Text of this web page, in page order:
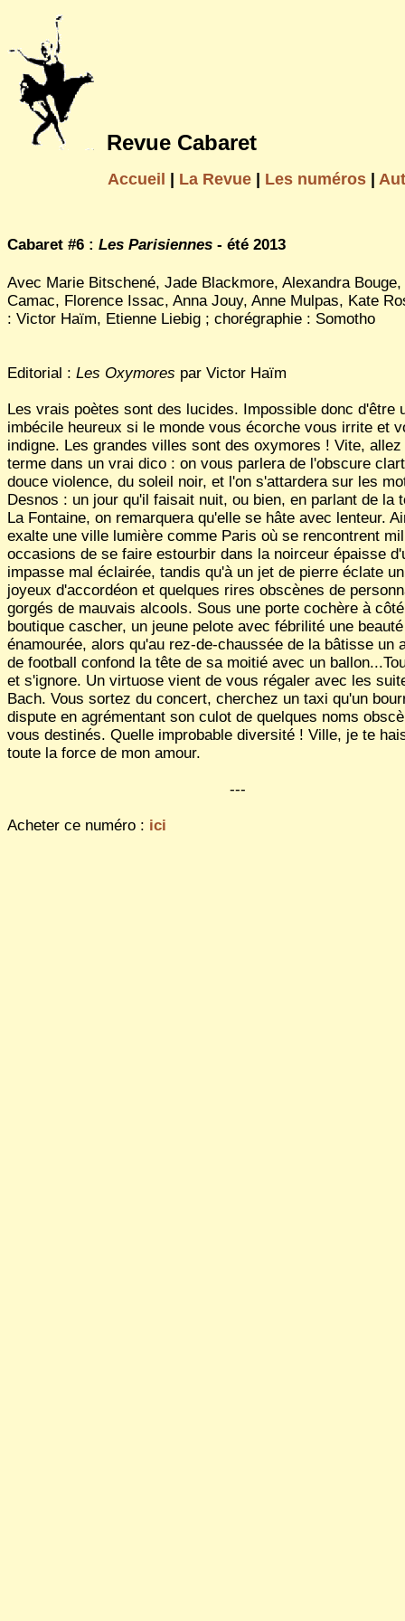
Revue Cabaret
Accueil La Revue Les numéros
Cabaret #6 : Les Parisiennes - été 2013
Avec Marie Bitschené, Jade Blackmore, Alexandra
Camac, Florence Issac, Anna Jouy, Anne Mulpas, Kate
: Victor Haïm, Etienne Liebig ; chorégraphie : Somotho
Editorial : Les Oxymores par Victor Haïm
Les vrais poètes sont des lucides. Impossible donc d'être
imbécile heureux si le monde vous écorche vous irrite et
indigne. Les grandes villes sont des oxymores ! Vite,
terme dans un vrai dico : on vous parlera de l'obscure
douce violence, du soleil noir, et l'on s'attardera sur les
Desnos : un jour qu'il faisait nuit, ou bien, en parlant de la
La Fontaine, on remarquera qu'elle se hâte avec lenteur.
exalte une ville lumière comme Paris où se rencontrent
occasions de se faire estourbir dans la noirceur épaisse
impasse mal éclairée, tandis qu'à un jet de pierre éclate
joyeux d'accordéon et quelques rires obscènes de
gorgés de mauvais alcools. Sous une porte cochère à
boutique cascher, un jeune pelote avec fébrilité une beauté
énamourée, alors qu'au rez-de-chaussée de la bâtisse un
de football confond la tête de sa moitié avec un
et s'ignore. Un virtuose vient de vous régaler avec les
Bach. Vous sortez du concert, cherchez un taxi qu'un
dispute en agrémentant son culot de quelques noms
vous destinés. Quelle improbable diversité ! Ville, je te
toute la force de mon amour.
---
Acheter ce numéro : ici